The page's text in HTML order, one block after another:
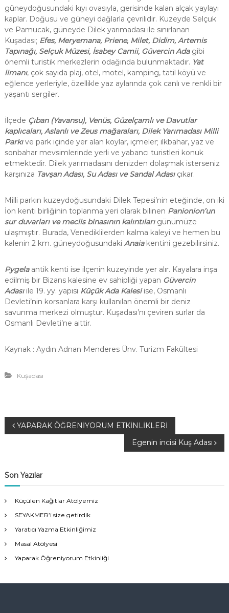
güneydoğusundaki kıyı ovasıyla, gerisinde kalan alçak yaylayı
kaplar. Doğusu ve güneyi dağlarla çevrilidir. Kuzeyde Selçuk
ve Pamucak, güneyde Dilek yarımadası ile sınırlanan
Kuşadası; Efes, Meryemana, Priene, Milet, Didim, Artemis
Tapınağı, Selçuk Müzesi, İsabey Camii, Güvercin Adagibi
önemli turistik merkezlerin odağında bulunmaktadır. Yat
limanı, çok sayıda plaj, otel, motel, kamping, tatil köyü ve
eğlence yerleriyle, özellikle yaz aylarında çok canlı ve renkli bir
yaşantı sergiler.
İlçede Çıban (Yavansu), Venüs, Güzelçamlı ve Davutlar
kaplıcaları, Aslanlı ve Zeus mağaraları, Dilek Yarımadası Milli
Parkıve park içinde yer alan koylar, içmeler; ilkbahar, yaz ve
sonbahar mevsimlerinde yerli ve yabancı turistleri konuk
etmektedir. Dilek yarımadasını denizden dolaşmak isterseniz
karşınıza Tavşan Adası, Su Adası ve Sandal Adasıçıkar.
Milli parkın kuzeydoğusundaki Dilek Tepesi’nin eteğinde, on iki
İon kenti birliğinin toplanma yeri olarak bilinen Panionion’un
sur duvarları ve meclis binasının kalıntılarıgünümüze
ulaşmıştır. Burada, Venediklilerden kalma kaleyi ve hemen bu
kalenin 2 km. güneydoğusundaki Anaiakentini gezebilirsiniz.
Pygelaantik kenti ise ilçenin kuzeyinde yer alır. Kayalara inşa
edilmiş bir Bizans kalesine ev sahipliği yapan Güvercin
Adasıile 19. yy. yapısı Küçük Ada Kalesiise, Osmanlı
Devleti’nin korsanlara karşı kullanılan önemli bir deniz
savunma merkezi olmuştur. Kuşadası’nı çeviren surlar da
Osmanlı Devleti’ne aittir.
Kaynak : Aydın Adnan Menderes Ünv. Turizm Fakültesi
Kuşadası
Y
z
ı
g
e
z
i
YAPARAK ÖĞRENİYORUM ETKİNLİKLERİ
Egenin incisi Kuş Adası
Son Yazılar
Küçülen Kağıtlar Atölyemiz
SEYAKMER’i size getirdik
Yaratıcı Yazma Etkinliğimiz
Masal Atölyesi
Yaparak Öğreniyorum Etkinliği